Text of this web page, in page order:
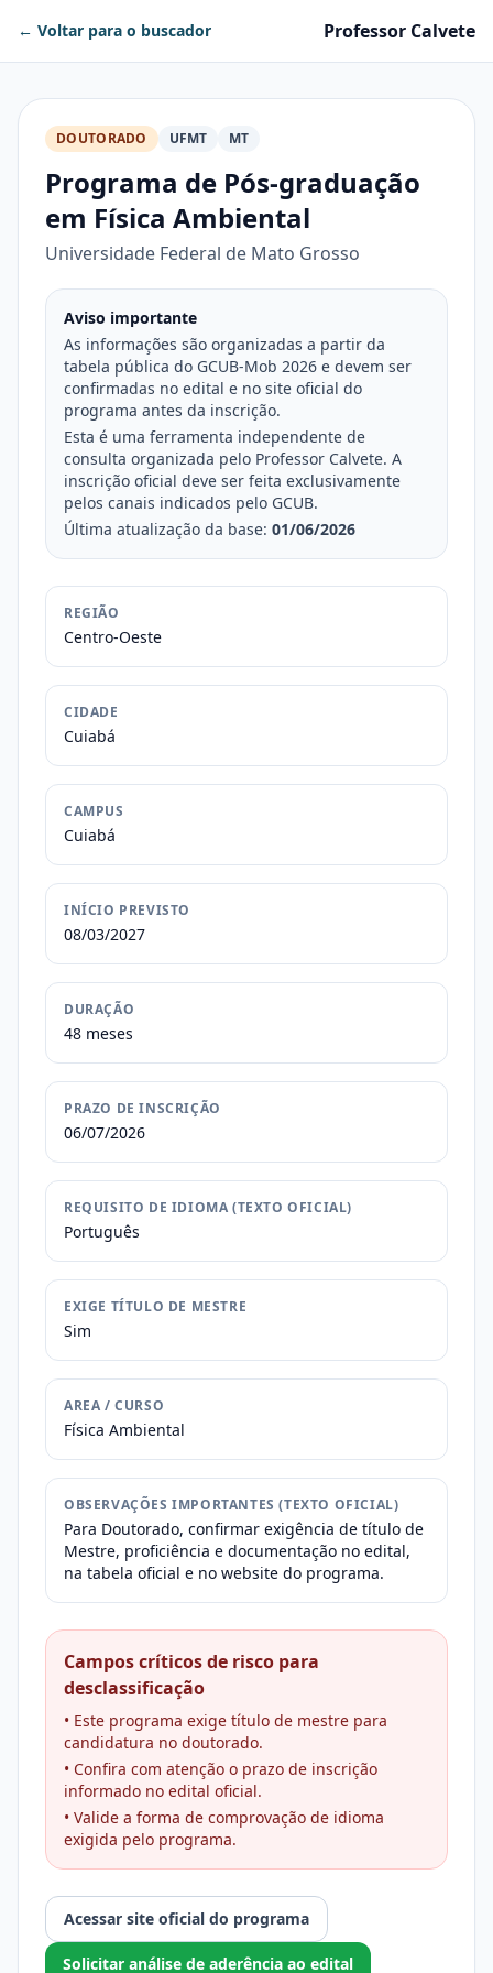
← Voltar para o buscador Professor Calvete
DOUTORADO UFMT MT
Programa de Pós-graduação
em Física Ambiental
Universidade Federal de Mato Grosso
Aviso importante
As informações são organizadas a partir da
tabela pública do GCUB-Mob 2026 e devem ser
confirmadas no edital e no site oficial do
programa antes da inscrição.
Esta é uma ferramenta independente de
consulta organizada pelo Professor Calvete. A
inscrição oficial deve ser feita exclusivamente
pelos canais indicados pelo GCUB.
Última atualização da base: 01/06/2026
REGIÃO
Centro-Oeste
CIDADE
Cuiabá
CAMPUS
Cuiabá
INÍCIO PREVISTO
08/03/2027
DURAÇÃO
48 meses
PRAZO DE INSCRIÇÃO
06/07/2026
REQUISITO DE IDIOMA (TEXTO OFICIAL)
Português
EXIGE TÍTULO DE MESTRE
Sim
AREA / CURSO
Física Ambiental
OBSERVAÇÕES IMPORTANTES (TEXTO OFICIAL)
Para Doutorado, confirmar exigência de título de
Mestre, proficiência e documentação no edital,
na tabela oficial e no website do programa.
Campos críticos de risco para
desclassificação
• Este programa exige título de mestre para
candidatura no doutorado.
• Confira com atenção o prazo de inscrição
informado no edital oficial.
• Valide a forma de comprovação de idioma
exigida pelo programa.
Acessar site oficial do programa
Solicitar análise de aderência ao edital